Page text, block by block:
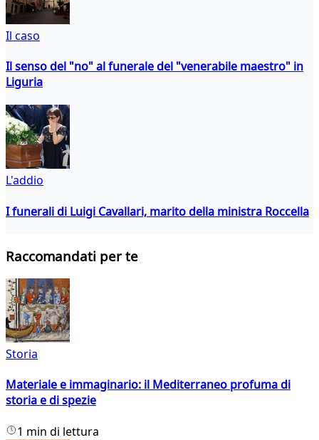
Il caso
Il senso del "no" al funerale del "venerabile maestro" in
Liguria
L'addio
I funerali di Luigi Cavallari, marito della ministra Roccella
Raccomandati per te
Storia
Materiale e immaginario: il Mediterraneo profuma di
storia e di spezie
1 min di lettura